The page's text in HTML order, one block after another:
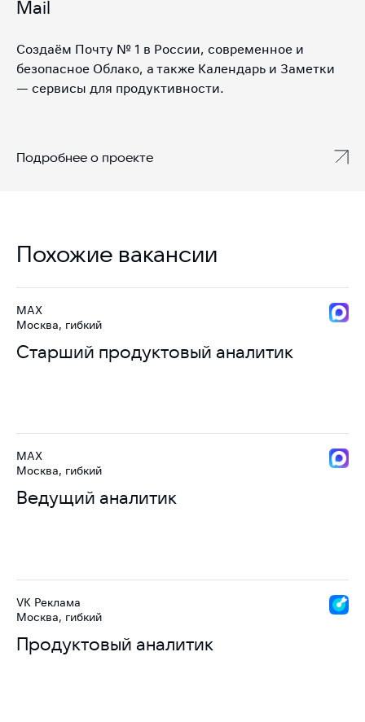
Mail
Создаём Почту № 1 в России, современное и
безопасное Облако, а также Календарь и Заметки
— сервисы для продуктивности.
Подробнее о проекте
Похожие вакансии
Старший продуктовый аналитик
MAX
Москва, гибкий
Ведущий аналитик
MAX
Москва, гибкий
Продуктовый аналитик
VK Реклама
Москва, гибкий